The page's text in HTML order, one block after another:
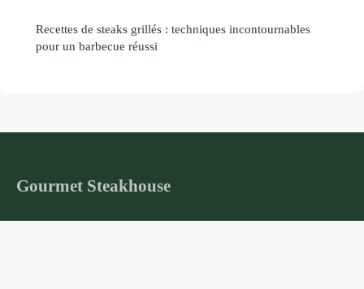
Recettes de steaks grillés : techniques incontournables
pour un barbecue réussi
Gourmet Steakhouse